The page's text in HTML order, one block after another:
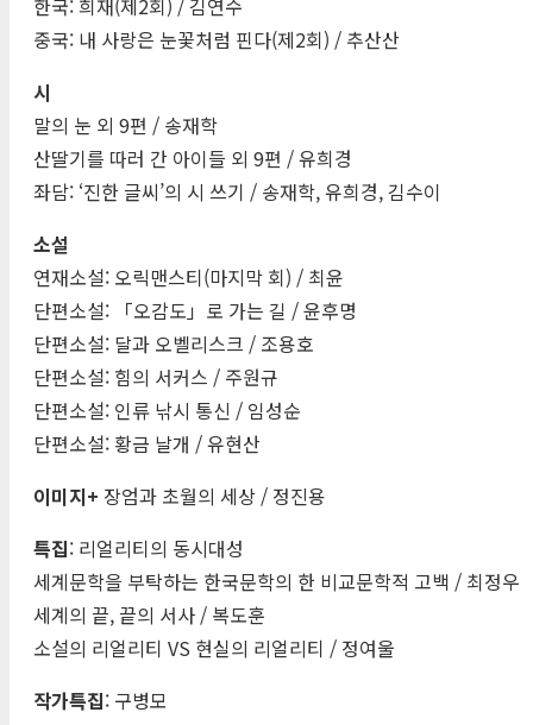
중국: 내 사랑은 눈꽃처럼 핀다(제2회) / 추산산
시
말의 눈 외 9편 / 송재학
산딸기를 따러 간 아이들 외 9편 / 유희경
좌담: ‘진한 글씨’의 시 쓰기 / 송재학, 유희경, 김수이
소설
연재소설: 오릭맨스티(마지막 회) / 최윤
단편소설: 「오감도」로 가는 길 / 윤후명
단편소설: 달과 오벨리스크 / 조용호
단편소설: 힘의 서커스 / 주원규
단편소설: 인류 낚시 통신 / 임성순
단편소설: 황금 날개 / 유현산
이미지+ 장엄과 초월의 세상 / 정진용
특집: 리얼리티의 동시대성
세계문학을 부탁하는 한국문학의 한 비교문학적 고백 / 최정우
세계의 끝, 끝의 서사 / 복도훈
소설의 리얼리티 VS 현실의 리얼리티 / 정여울
작가특집: 구병모